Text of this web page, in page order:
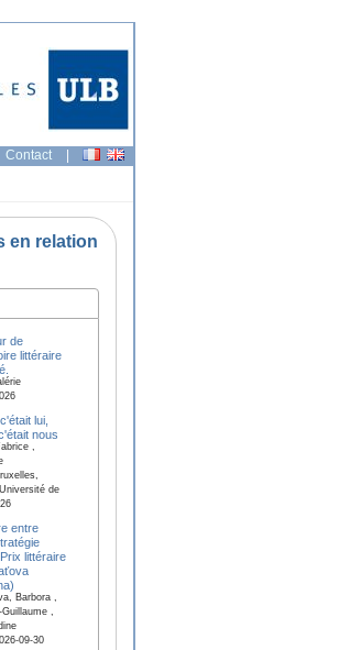
Contact |
en relation
de
littéraire
lui,
nous
,
de
entre
littéraire
Barbora ,
,
09-30